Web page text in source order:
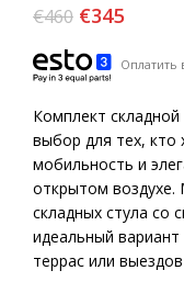
€460 €345
Оплатить
Комплект
выбор для тех, кто
мобильность и
открытом воздухе.
складных стула со
идеальный
террас или